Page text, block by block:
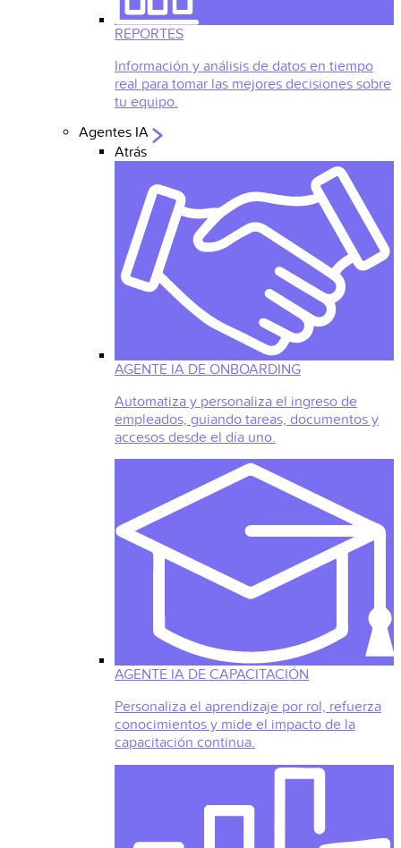
REPORTES
Información y análisis de datos en tiempo
real para tomar las mejores decisiones sobre
tu equipo.
Agentes IA
Atrás
AGENTE IA DE ONBOARDING
Automatiza y personaliza el ingreso de
empleados, guiando tareas, documentos y
accesos desde el día uno.
AGENTE IA DE CAPACITACIÓN
Personaliza el aprendizaje por rol, refuerza
conocimientos y mide el impacto de la
capacitación continua.